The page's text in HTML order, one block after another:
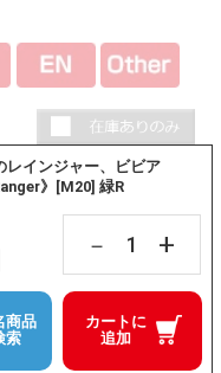
レインジャー、ビビア
》[M20] 緑R
－ +
カートに
追加
商品
索